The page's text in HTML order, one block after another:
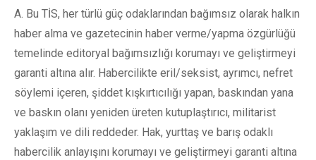
A. Bu TİS, her türlü güç odaklarından bağımsız olarak halkın
haber alma ve gazetecinin haber verme/yapma özgürlüğü
temelinde editoryal bağımsızlığı korumayı ve geliştirmeyi
garanti altına alır. Habercilikte eril/seksist, ayrımcı, nefret
söylemi içeren, şiddet kışkırtıcılığı yapan, baskından yana
ve baskın olanı yeniden üreten kutuplaştırıcı, militarist
yaklaşım ve dili reddeder. Hak, yurttaş ve barış odaklı
habercilik anlayışını korumayı ve geliştirmeyi garanti altına